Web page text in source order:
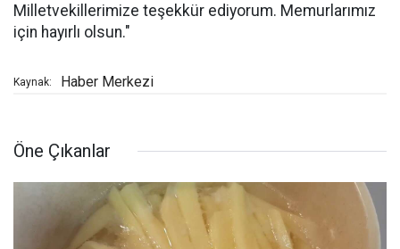
Milletvekillerimize teşekkür ediyorum. Memurlarımız
için hayırlı olsun."
Kaynak: Haber Merkezi
Öne Çıkanlar